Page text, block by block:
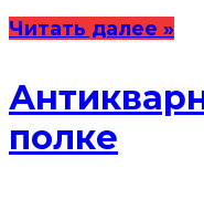
Читать далее »
полке